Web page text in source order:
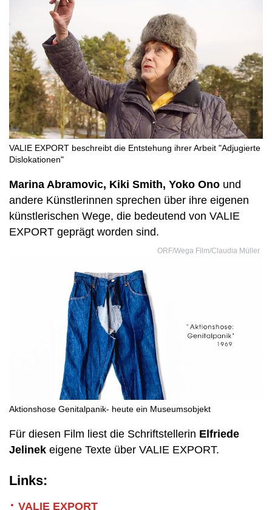
VALIE EXPORT beschreibt die Entstehung ihrer Arbeit "Adjugierte
Dislokationen"
Marina Abramovic, Kiki Smith, Yoko Ono und
andere Künstlerinnen sprechen über ihre eigenen
künstlerischen Wege, die bedeutend von VALIE
EXPORT geprägt worden sind.
ORF/Wega Film/Claudia Müller
Aktionshose Genitalpanik- heute ein Museumsobjekt
Für diesen Film liest die Schriftstellerin Elfriede
Jelinek eigene Texte über VALIE EXPORT.
Links:
VALIE EXPORT